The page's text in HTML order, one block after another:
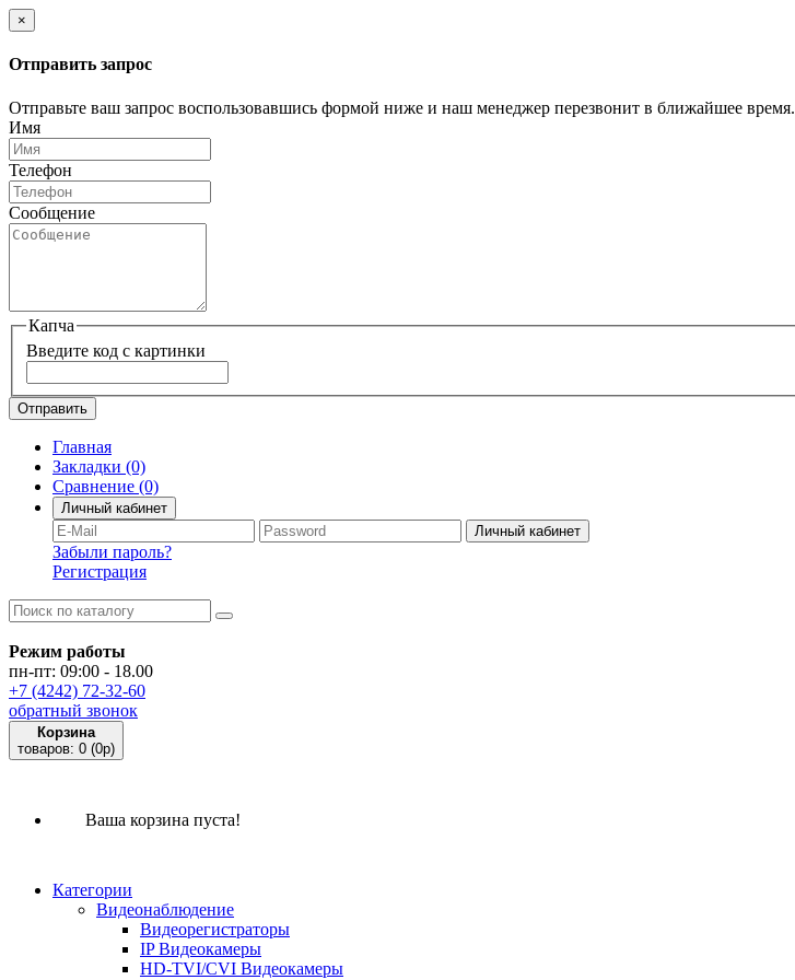
×
Отправить запрос
Отправьте ваш запрос воспользовавшись формой ниже и наш менеджер перезвонит в ближайшее время.
Имя
Телефон
Сообщение
Капча
Введите код с картинки
Отправить
Главная
Закладки (0)
Сравнение (0)
Личный кабинет
Забыли пароль?
Регистрация
Режим работы
пн-пт: 09:00 - 18.00
+7 (4242) 72-32-60
обратный звонок
Корзина
товаров: 0 (0p)
Ваша корзина пуста!
Категории
Видеонаблюдение
Видеорегистраторы
IP Видеокамеры
HD-TVI/CVI Видеокамеры